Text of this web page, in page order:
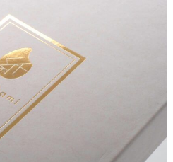
込み